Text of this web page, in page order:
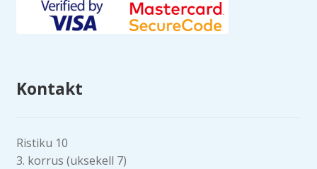
Kontakt
Ristiku 10
3. korrus (uksekell 7)